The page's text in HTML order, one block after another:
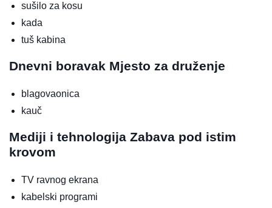
sušilo za kosu
kada
tuš kabina
Dnevni boravak Mjesto za druženje
blagovaonica
kauč
Mediji i tehnologija Zabava pod istim
krovom
TV ravnog ekrana
kabelski programi